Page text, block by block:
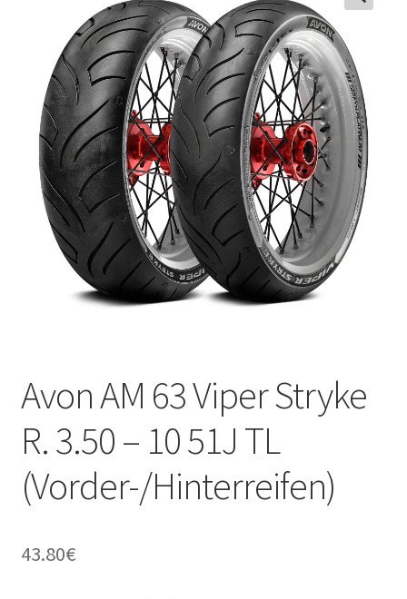
Marken
öffnen
Reifentests
Kontakt
Avon AM 63 Viper Stryke
R. 3.50 – 10 51J TL
(Vorder-/Hinterreifen)
43.80€